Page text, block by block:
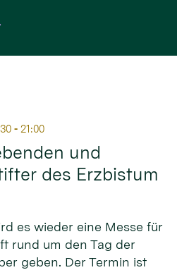
und
des Erzbistum
- 21:00
es wieder eine Messe für
rund um den Tag der
geben. Der Termin ist